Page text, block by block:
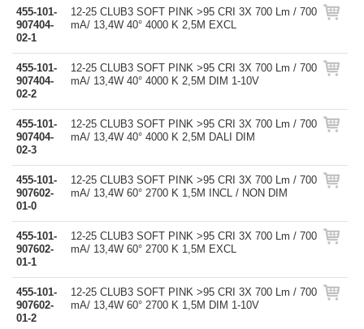
455-101-
907404-
02-1
12-25 CLUB3 SOFT PINK >95 CRI 3X 700 Lm / 700
mA/ 13,4W 40° 4000 K 2,5M EXCL
455-101-
907404-
02-2
12-25 CLUB3 SOFT PINK >95 CRI 3X 700 Lm / 700
mA/ 13,4W 40° 4000 K 2,5M DIM 1-10V
455-101-
907404-
02-3
12-25 CLUB3 SOFT PINK >95 CRI 3X 700 Lm / 700
mA/ 13,4W 40° 4000 K 2,5M DALI DIM
455-101-
907602-
01-0
12-25 CLUB3 SOFT PINK >95 CRI 3X 700 Lm / 700
mA/ 13,4W 60° 2700 K 1,5M INCL / NON DIM
455-101-
907602-
01-1
12-25 CLUB3 SOFT PINK >95 CRI 3X 700 Lm / 700
mA/ 13,4W 60° 2700 K 1,5M EXCL
455-101-
907602-
01-2
12-25 CLUB3 SOFT PINK >95 CRI 3X 700 Lm / 700
mA/ 13,4W 60° 2700 K 1,5M DIM 1-10V